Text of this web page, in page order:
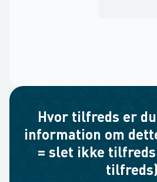
Hvor tilfreds er
information om
= slet ikke
tilfreds)